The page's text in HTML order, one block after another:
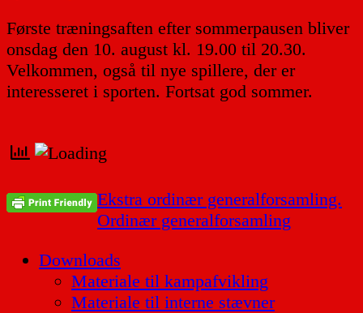
Første træningsaften efter sommerpausen bliver
onsdag den 10. august kl. 19.00 til 20.30.
Velkommen, også til nye spillere, der er
interesseret i sporten. Fortsat god sommer.
Indlægsnavigation
Ekstra ordinær generalforsamling.
Ordinær generalforsamling
Downloads
Materiale til kampafvikling
Materiale til interne stævner